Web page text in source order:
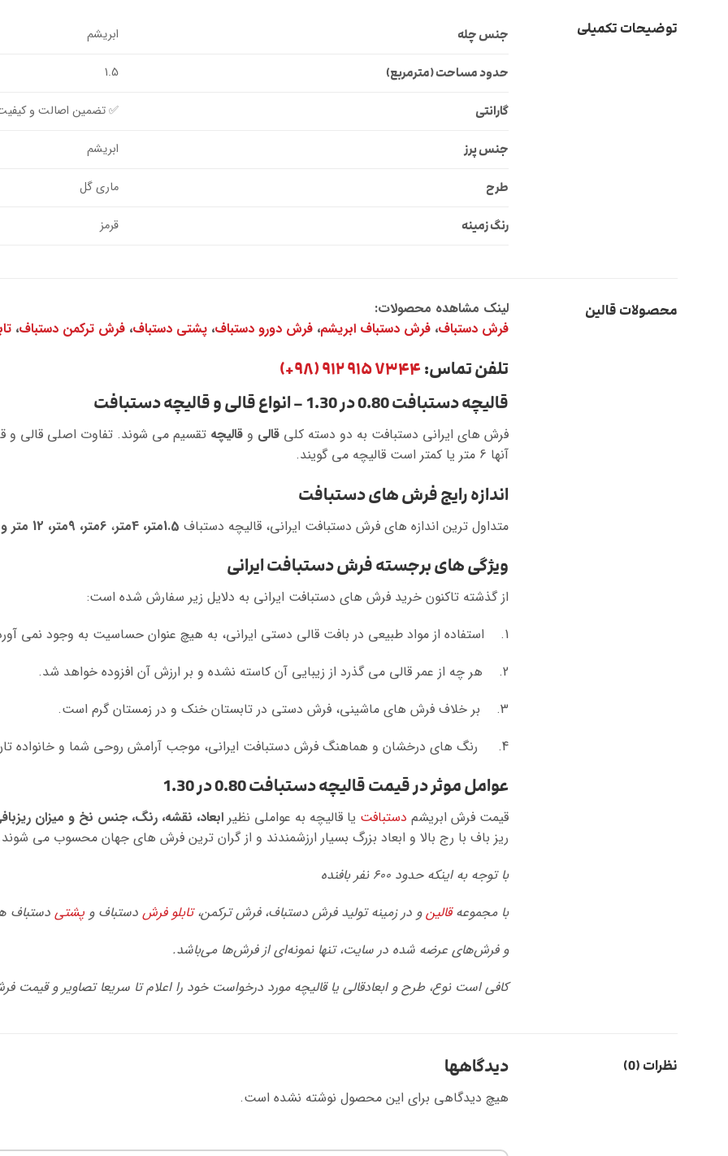
توضیحات تکمیلی جنس چله ابریشم
حدود مساحت (مترمربع) 1.5
گارانتی ✅ تضمین اصالت و کیفیت
جنس پرز ابریشم
طرح ماری گل
رنگ زمینه قرمز
محصولات قالین
لینک مشاهده محصولات:
فرش دستباف،فرش دستباف ابریشم،فرش دورو دستباف،پشتی دستباف،فرش ترکمن دستباف،
تلفن تماس:۷۳۴۴ ۹۱۵ ۹۱۲ (۹۸+)
قالیچه دستبافت 0.80 در 1.30 – انواع قالی و قالیچه دستبافت
فرش های ایرانی دستبافت به دو دسته کلیقالی وقالیچهتقسیم می شوند. تفاوت اصلی قالی و
آنها 6 متر یا کمتر است قالیچه می گویند.
اندازه رایج فرش های دستبافت
متداول ترین اندازه های فرش دستبافت ایرانی، قالیچه دستباف 1.5متر، 4متر ،6متر، 9متر، 12 متر و 24 متر
ویژگی های برجسته فرش دستبافت ایرانی
از گذشته تاکنون خرید فرش های دستبافت ایرانی به دلایل زیر سفارش شده است:
1. استفاده از مواد طبیعی در بافت قالی دستی ایرانی، به هیچ عنوان حساسیت به وجود نمی آورد و الکتریسیته ای از آن ساطع نخواهد شد.
2. هر چه از عمر قالی می گذرد از زیبایی آن کاسته نشده و بر ارزش آن افزوده خواهد شد.
3. بر خلاف فرش های ماشینی، فرش دستی در تابستان خنک و در زمستان گرم است.
4. رنگ های درخشان و هماهنگ فرش دستبافت ایرانی، موجب آرامش روحی شما و خانواده تان می شود.
عوامل موثر در قیمت قالیچه دستبافت 0.80 در 1.30
قیمت فرش ابریشم دستبافت یا قالیچه به عواملی نظیرابعاد، نقشه، رنگ، جنس نخ و میزان
ریز باف با رج بالا و ابعاد بزرگ بسیار ارزشمندند و از گران ترین فرش های جهان محسوب می
با توجه به اینکه حدود ۶۰۰ نفر بافنده
با مجموعهقالینو در زمینه تولید فرش دستباف، فرش ترکمن،تابلو فرش دستباف وپشتی دستباف
و فرش‌های عرضه شده در سایت، تنها نمونه‌ای از فرش‌ها می‌باشد.
کافی است نوع، طرح و ابعادقالی یا قالیچه مورد درخواست خود را اعلام تا سریعا تصاویر و قیمت
نظرات (0) دیدگاهها
هیچ دیدگاهی برای این محصول نوشته نشده است.